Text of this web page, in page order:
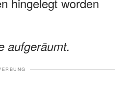
aufgeräumt.